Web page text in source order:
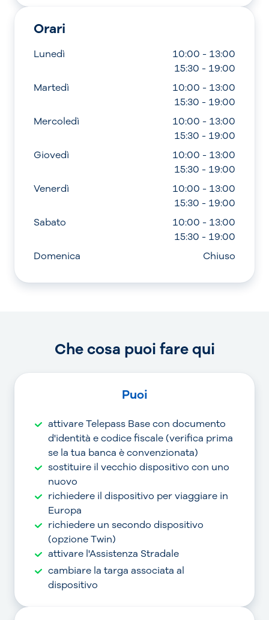
Orari
Lunedì
10:00 - 13:00
15:30 - 19:00
Martedì
10:00 - 13:00
15:30 - 19:00
Mercoledì
10:00 - 13:00
15:30 - 19:00
Giovedì
10:00 - 13:00
15:30 - 19:00
Venerdì
10:00 - 13:00
15:30 - 19:00
Sabato
10:00 - 13:00
15:30 - 19:00
Domenica
Chiuso
Che cosa puoi fare qui
Puoi
attivare Telepass Base con documento
d'identità e codice fiscale (verifica prima
se la tua banca è convenzionata)
sostituire il vecchio dispositivo con uno
nuovo
richiedere il dispositivo per viaggiare in
Europa
richiedere un secondo dispositivo
(opzione Twin)
attivare l'Assistenza Stradale
cambiare la targa associata al
dispositivo